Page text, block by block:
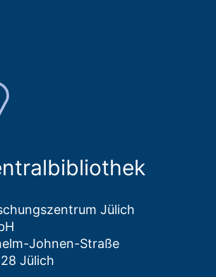
Jülich
Johnen-Straße
Jülich